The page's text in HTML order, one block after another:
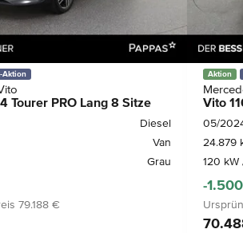
Aktion
Tourer PRO Lang 8 Sitze
Diesel
Van
Grau
79.188 €
Aktion
Vito
05/
24.879
120 kW
-